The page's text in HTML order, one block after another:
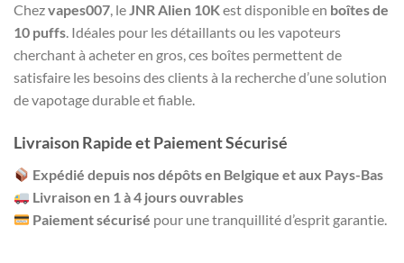
of
5
based
on
customer
ratings
Chezvapes007, leJNR Alien 10Kest disponible en boîtes de
10 puffs. Idéales pour les détaillants ou les vapoteurs
cherchant à acheter en gros, ces boîtes permettent de
satisfaire les besoins des clients à la recherche d’une solution
de vapotage durable et fiable.
Livraison Rapide et Paiement Sécurisé
Expédié depuis nos dépôts en Belgique et aux Pays-Bas
Livraison en 1 à 4 jours ouvrables
Paiement sécurisé pour une tranquillité d’esprit garantie.